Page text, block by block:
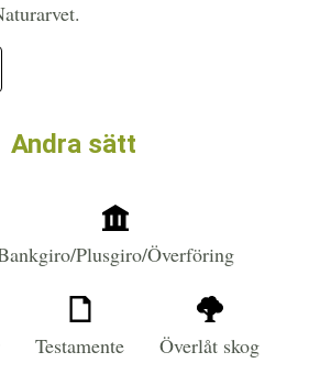
Andra sätt
Plusgiro/Överföring
Testamente Överlåt skog